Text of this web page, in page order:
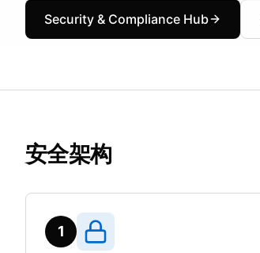
Security & Compliance Hub
安全架构
1